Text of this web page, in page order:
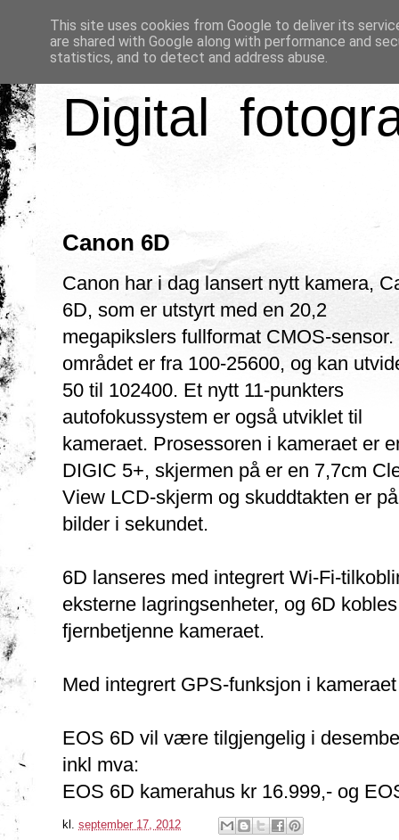
Digital
Canon 6D
Canon har i dag lansert nytt kamera,
6D, som er utstyrt med en 20,2
megapikslers fullformat CMOS-sensor.
området er fra 100-25600, og kan
50 til 102400. Et nytt 11-punkters
autofokussystem er også utviklet til
kameraet. Prosessoren i kameraet er
DIGIC 5+, skjermen på er en 7,7cm
View LCD-skjerm og skuddtakten er
bilder i sekundet.
6D lanseres med integrert Wi-Fi-
eksterne lagringsenheter, og 6D
fjernbetjenne kameraet.
Med integrert GPS-funksjon i
EOS 6D vil være tilgjengelig i
inkl mva:
EOS 6D kamerahus kr 16.999,- og
kl. september 17, 2012
This site uses cookies from Google to deliver its
are shared with Google along with performance and
statistics, and to detect and address abuse.